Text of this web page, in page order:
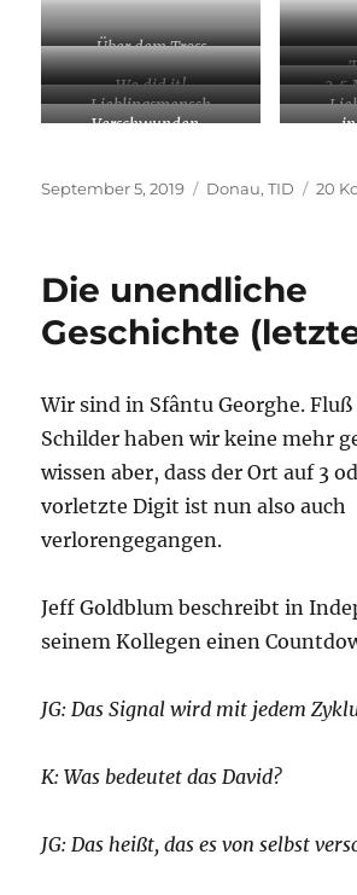
Über dem Tross
We did it!
2,5
Lieblingsmensch
Verschwunden…
… in
Veröffentlicht
September 5, 2019 Kategorien
Donau,TID 20
Die unendliche
Geschichte
Wir sind in Sfântu Georghe.
Schilder haben wir keine mehr
wissen aber, dass der Ort auf 3
vorletzte Digit ist nun also auch
verlorengegangen.
Jeff Goldblum beschreibt in
seinem Kollegen einen
JG: Das Signal wird mit jedem
K: Was bedeutet das David?
JG: Das heißt, das es von selbst